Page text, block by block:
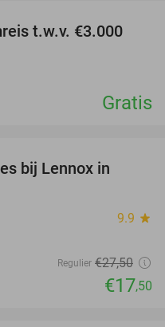
t.w.v. €3.000
Gratis
bij Lennox in
9.9 star
Regulier €27,50
€17,50